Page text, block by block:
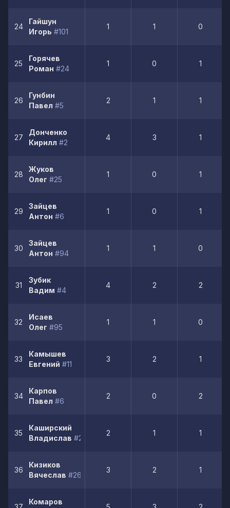
24
Гайшун
Игорь #101
1 1 0
25
Горячев
Роман #24
1 0 1
26
Гунбин
Павел #5
2 1 1
27
Донченко
Кирилл #2
4 3 1
28
Жуков
Олег #25
1 0 1
29
Зайцев
Антон #6
1 0 1
30
Зайцев
Антон #94
1 1 0
31
Зубик
Вадим #4
4 2 2
32
Исаев
Олег #95
1 1 0
33
Камышев
Евгений #11
3 2 1
34
Карпов
Павел #6
2 0 2
35
Каширский
Владислав #21
2 1 1
36
Кизиков
Вячеслав #26
3 2 1
Комаров